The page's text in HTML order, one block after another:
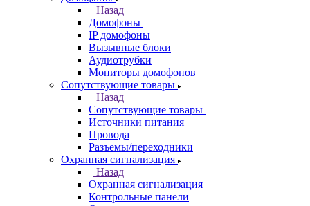
Назад
Домофоны
IP домофоны
Вызывные блоки
Аудиотрубки
Мониторы домофонов
Сопутствующие товары
Назад
Сопутствующие товары
Источники питания
Провода
Разъемы/переходники
Охранная сигнализация
Назад
Охранная сигнализация
Контрольные панели